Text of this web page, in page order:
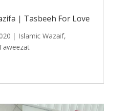
| Tasbeeh For Love
| Islamic Wazaif,